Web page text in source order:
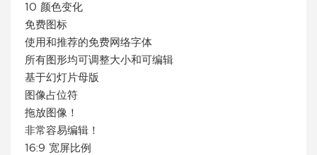
10 颜色变化
免费图标
使用和推荐的免费网络字体
所有图形均可调整大小和可编辑
基于幻灯片母版
图像占位符
拖放图像！
非常容易编辑！
16:9 宽屏比例